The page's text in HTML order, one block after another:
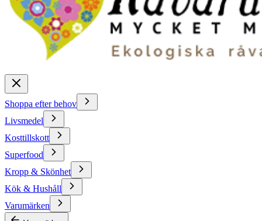
Shoppa efter behov
Livsmedel
Kosttillskott
Superfood
Kropp & Skönhet
Kök & Hushåll
Varumärken